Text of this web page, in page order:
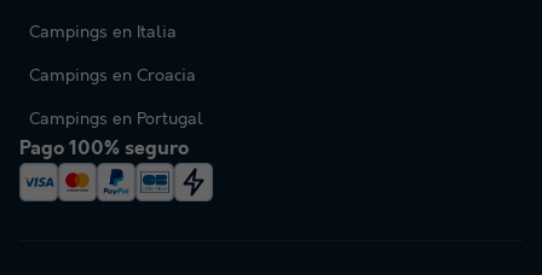
Campings en Italia
Campings en Croacia
Campings en Portugal
Pago 100% seguro